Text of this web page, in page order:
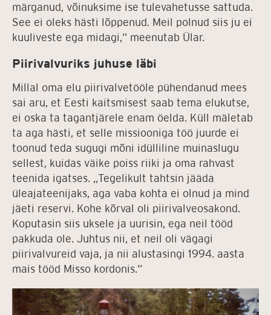
märganud, võinuksime ise tulevahetusse sattuda.
See ei oleks hästi lõppenud. Meil polnud siis ju ei
kuuliveste ega midagi,“ meenutab Ülar.
Piirivalvuriks juhuse läbi
Millal oma elu piirivalvetööle pühendanud mees
sai aru, et Eesti kaitsmisest saab tema elukutse,
ei oska ta tagantjärele enam öelda. Küll mäletab
ta aga hästi, et selle missiooniga töö juurde ei
toonud teda sugugi mõni idülliline muinaslugu
sellest, kuidas väike poiss riiki ja oma rahvast
teenida igatses. „Tegelikult tahtsin jääda
üleajateenijaks, aga vaba kohta ei olnud ja mind
jäeti reservi. Kohe kõrval oli piirivalveosakond.
Koputasin siis uksele ja uurisin, ega neil tööd
pakkuda ole. Juhtus nii, et neil oli vägagi
piirivalvureid vaja, ja nii alustasingi 1994. aasta
mais tööd Misso kordonis.“